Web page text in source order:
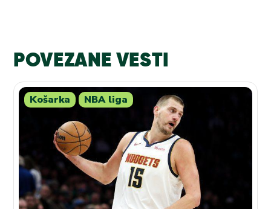
POVEZANE VESTI
Košarka NBA liga